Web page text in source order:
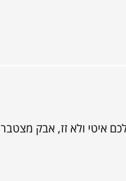
איטי ולא זז, אבק מצטבר